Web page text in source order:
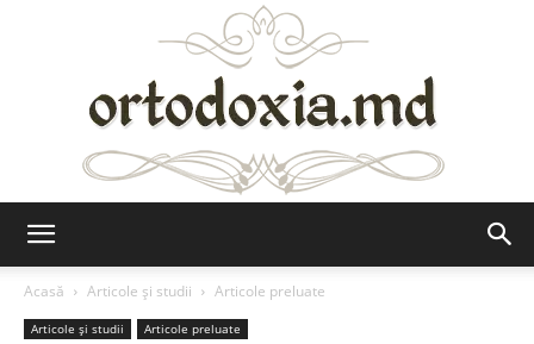
Acasă
Articole şi studii Articole preluate
Articole şi studii Articole preluate